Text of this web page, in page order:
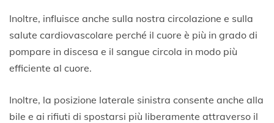
Inoltre, influisce anche sulla nostra circolazione e sulla
salute cardiovascolare perché il cuore è più in grado di
pompare in discesa e il sangue circola in modo più
efficiente al cuore.
Inoltre, la posizione laterale sinistra consente anche alla
bile e ai rifiuti di spostarsi più liberamente attraverso il